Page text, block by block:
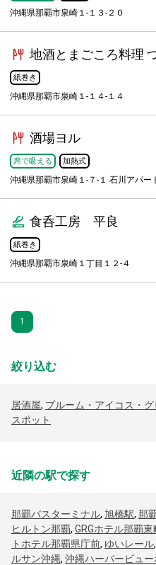
沖縄県那覇市泉崎１-１３-２０
地酒とまごころ料理
紙巻き
沖縄県那覇市泉崎１-１４-１４
酒場ヨル
席で吸える 加熱式
沖縄県那覇市泉崎１-７-１ 石川アパー
食呑工房 平良
紙巻き
沖縄県那覇市泉崎１丁目１２-４
1
絞り込む
居酒屋, プルーム・アイコス・
スポット
近隣の駅で探す
那覇バスターミナル, 旭橋駅, 那
ヒルトン那覇, GRGホテル那覇東
トホテル那覇県庁前, ゆいレール,
ルサン沖縄, 沖縄ハーバービュ